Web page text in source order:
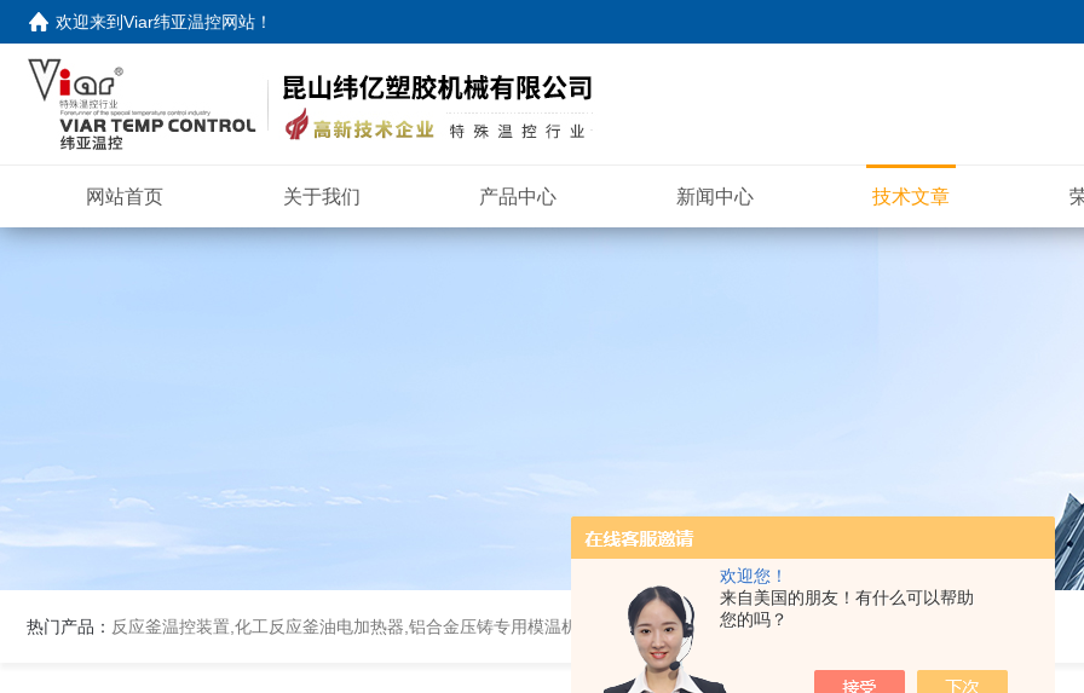
欢迎您！
来自美国的朋友！有什么可以帮助
您的吗？
欢迎来到Viar纬亚温控网站 ！
网站首页 关于我们 产品中心 新闻中心 技术文章
热门产品： 反应釜温控装置,化工反应釜油电加热器,铝合金压铸专用模温机